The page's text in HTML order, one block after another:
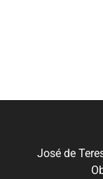
José de